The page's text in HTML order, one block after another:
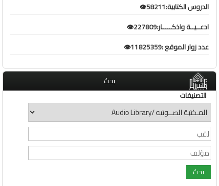
الدروس الكتابية:58211👁️
ادعــيــة واذكـــــار:227809👁️
عدد زوار الموقع :11825359👁️
بحث
التصنيفات